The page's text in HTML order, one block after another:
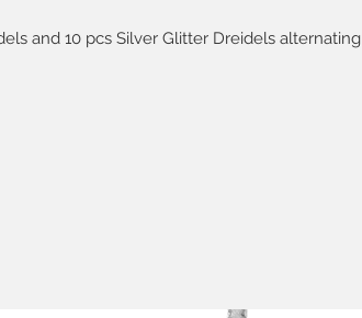
and 10 pcs Silver Glitter Dreidels alternating